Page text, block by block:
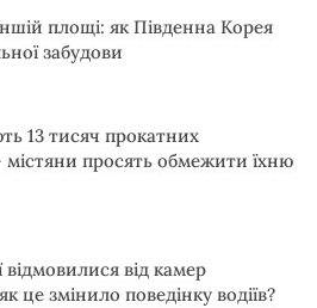
площі: як Південна Корея
забудови
13 тисяч прокатних
містяни просять обмежити їхню
відмовилися від камер
це змінило поведінку водіїв?